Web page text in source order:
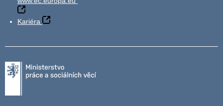
Kariéra